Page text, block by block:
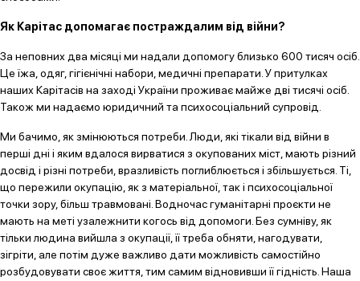
Як Карітас допомагає постраждалим від війни?
За неповних два місяці ми надали допомогу близько 600 тисяч осіб.
Це їжа, одяг, гігієнічні набори, медичні препарати. У притулках
наших Карітасів на заході України проживає майже дві тисячі осіб.
Також ми надаємо юридичний та психосоціальний супровід.
Ми бачимо, як змінюються потреби. Люди, які тікали від війни в
перші дні і яким вдалося вирватися з окупованих міст, мають різний
досвід і різні потреби, вразливість поглиблюється і збільшується. Ті,
що пережили окупацію, як з матеріальної, так і психосоціальної
точки зору, більш травмовані. Водночас гуманітарні проєкти не
мають на меті узалежнити когось від допомоги. Без сумніву, як
тільки людина вийшла з окупації, її треба обняти, нагодувати,
зігріти, але потім дуже важливо дати можливість самостійно
розбудовувати своє життя, тим самим відновивши її гідність. Наша